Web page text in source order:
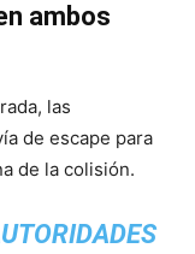
ambos
las
de escape para
de la colisión.